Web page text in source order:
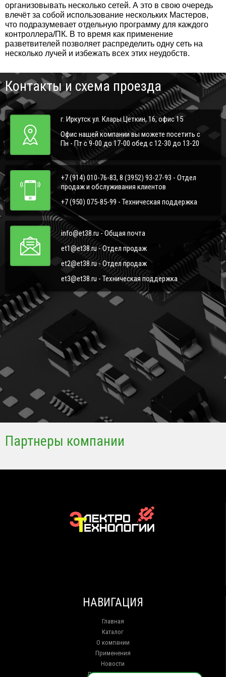
организовывать несколько сетей. А это в свою очередь
влечёт за собой использование нескольких Мастеров,
что подразумевает отдельную программу для каждого
контроллера/ПК. В то время как применение
разветвителей позволяет распределить одну сеть на
несколько лучей и избежать всех этих неудобств.
Контакты и схема проезда
г. Иркутск ул. Клары Цеткин, 16, офис 15
Офис нашей компании вы можете посетить с
Пн - Пт с 9-00 до 17-00 обед с 12-30 до 13-20
+7 (914) 010-76-83, 8 (3952) 93-27-93 - Отдел
продаж и обслуживания клиентов
+7 (950) 075-85-99 - Техническая поддержка
info@et38.ru - Общая почта
et1@et38.ru - Отдел продаж
et2@et38.ru - Отдел продаж
et3@et38.ru - Техническая поддержка
Партнеры компании
НАВИГАЦИЯ
Главная
Каталог
О компании
Применения
Новости
Доставка и оплата